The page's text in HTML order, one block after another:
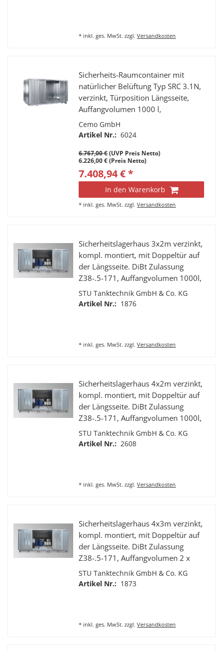
* inkl. ges. MwSt. zzgl.Versandkosten
Sicherheits-Raumcontainer mit
natürlicher Belüftung Typ SRC 3.1N,
verzinkt, Türposition Längsseite,
Auffangvolumen 1000 l,
Außenmaße: 298,5 x 235 x 241cm
Cemo GmbH
Artikel Nr.: 6024
6.767,00 €(UVP Preis Netto)
6.226,00 € (Preis Netto)
7.408,94 € *
In den Warenkorb
* inkl. ges. MwSt. zzgl.Versandkosten
Sicherheitslagerhaus 3x2m verzinkt,
kompl. montiert, mit Doppeltür auf
der Längsseite. DiBt Zulassung
Z38-.5-171, Auffangvolumen 1000l,
Für wassergefährdende
Flüssigkeiten der GHS Kategorie 1-4.
STU Tanktechnik GmbH & Co. KG
Artikel Nr.: 1876
* inkl. ges. MwSt. zzgl.Versandkosten
Sicherheitslagerhaus 4x2m verzinkt,
kompl. montiert, mit Doppeltür auf
der Längsseite. DiBt Zulassung
Z38-.5-171, Auffangvolumen 1000l,
Für wassergefährdende
Flüssigkeiten der GHS Kategorie 1-4.
STU Tanktechnik GmbH & Co. KG
Artikel Nr.: 2608
* inkl. ges. MwSt. zzgl.Versandkosten
Sicherheitslagerhaus 4x3m verzinkt,
kompl. montiert, mit Doppeltür auf
der Längsseite. DiBt Zulassung
Z38-.5-171, Auffangvolumen 2 x
1000l, Für wassergefährdende
Flüssigkeiten der GHS Kategorie 1-4.
STU Tanktechnik GmbH & Co. KG
Artikel Nr.: 1873
* inkl. ges. MwSt. zzgl.Versandkosten